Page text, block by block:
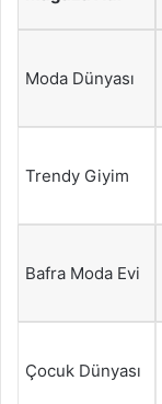
Moda Dünyası
Trendy Giyim
Bafra Moda Evi
Çocuk Dünyası